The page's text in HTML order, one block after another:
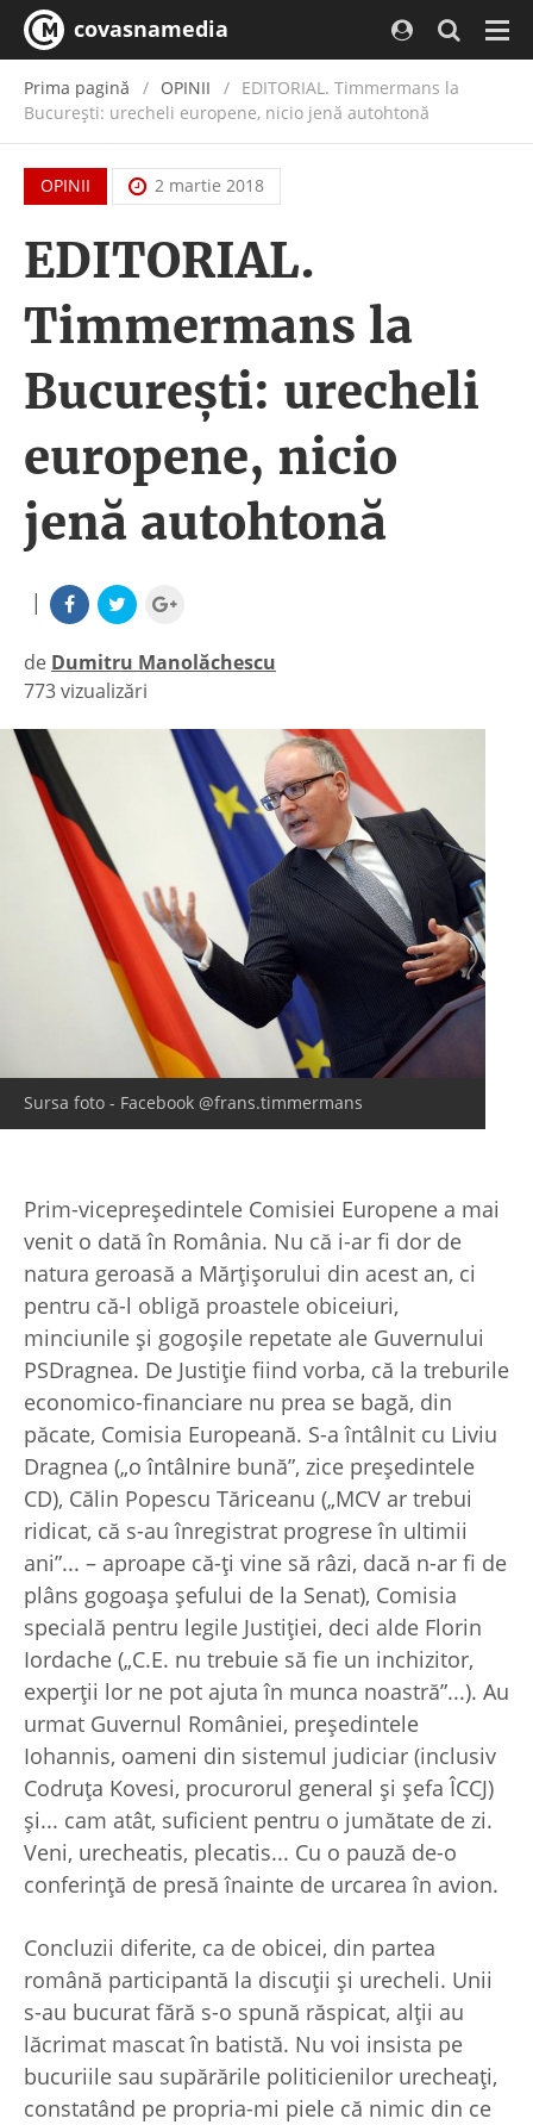
covasnamedia
Prima pagină OPINII
EDITORIAL. Timmermans la
Bucureşti: urecheli europene, nicio jenă autohtonă
OPINII 2 martie 2018
EDITORIAL.
Timmermans la
Bucureşti: urecheli
europene, nicio
jenă autohtonă
|
de Dumitru Manolăchescu
|
773 vizualizări
Sursa foto - Facebook @frans.timmermans
Prim-vicepreşedintele Comisiei Europene a mai
venit o dată în România. Nu că i-ar fi dor de
natura geroasă a Mărţişorului din acest an, ci
pentru că-l obligă proastele obiceiuri,
minciunile şi gogoşile repetate ale Guvernului
PSDragnea. De Justiţie fiind vorba, că la treburile
economico-financiare nu prea se bagă, din
păcate, Comisia Europeană. S-a întâlnit cu Liviu
Dragnea („o întâlnire bună”, zice preşedintele
CD), Călin Popescu Tăriceanu („MCV ar trebui
ridicat, că s-au înregistrat progrese în ultimii
ani”... – aproape că-ţi vine să râzi, dacă n-ar fi de
plâns gogoaşa şefului de la Senat), Comisia
specială pentru legile Justiţiei, deci alde Florin
Iordache („C.E. nu trebuie să fie un inchizitor,
experţii lor ne pot ajuta în munca noastră”...). Au
urmat Guvernul României, preşedintele
Iohannis, oameni din sistemul judiciar (inclusiv
Codruţa Kovesi, procurorul general şi şefa ÎCCJ)
şi... cam atât, suficient pentru o jumătate de zi.
Veni, urecheatis, plecatis... Cu o pauză de-o
conferinţă de presă înainte de urcarea în avion.
Concluzii diferite, ca de obicei, din partea
română participantă la discuţii şi urecheli. Unii
s-au bucurat fără s-o spună răspicat, alţii au
lăcrimat mascat în batistă. Nu voi insista pe
bucuriile sau supărările politicienilor urecheaţi,
constatând pe propria-mi piele că nimic din ce